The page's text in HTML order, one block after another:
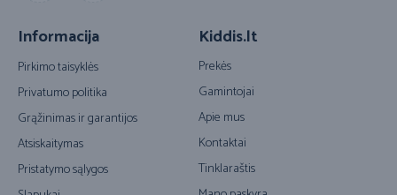
Informacija
Pirkimo taisyklės
Privatumo politika
Grąžinimas ir garantijos
Atsiskaitymas
Pristatymo sąlygos
Kiddis.lt
Prekės
Gamintojai
Apie mus
Kontaktai
Tinklaraštis